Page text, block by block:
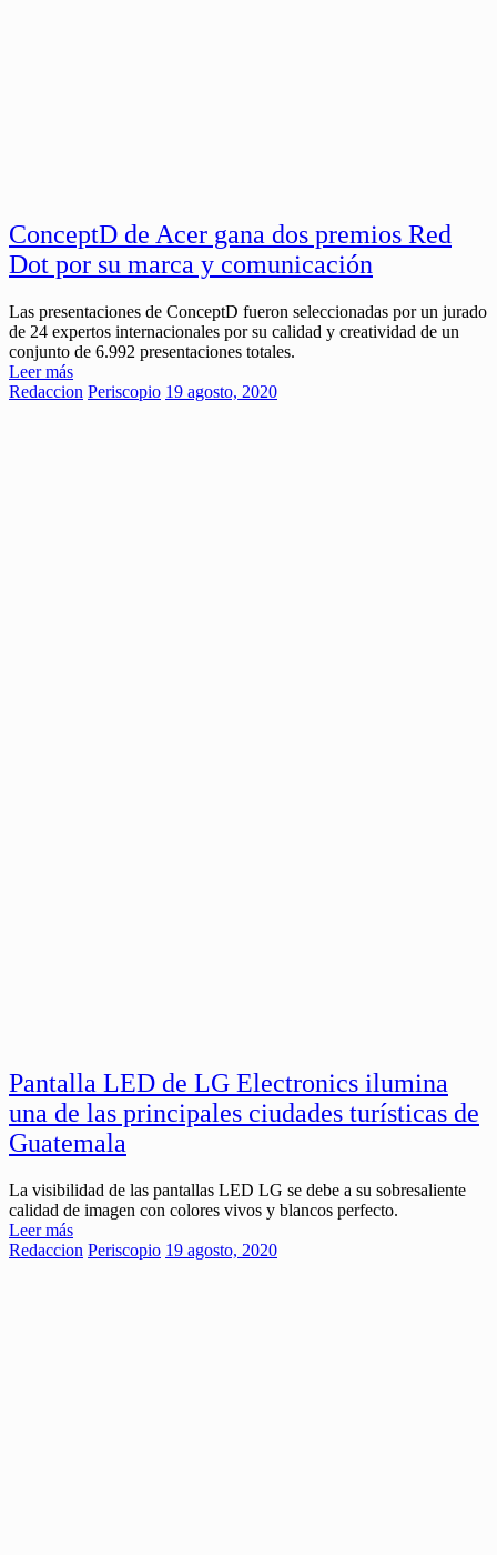
ConceptD de Acer gana dos premios Red
Dot por su marca y comunicación
Las presentaciones de ConceptD fueron seleccionadas por un jurado
de 24 expertos internacionales por su calidad y creatividad de un
conjunto de 6.992 presentaciones totales.
Leer más
Redaccion Periscopio 19 agosto, 2020
Pantalla LED de LG Electronics ilumina
una de las principales ciudades turísticas de
Guatemala
La visibilidad de las pantallas LED LG se debe a su sobresaliente
calidad de imagen con colores vivos y blancos perfecto.
Leer más
Redaccion Periscopio 19 agosto, 2020